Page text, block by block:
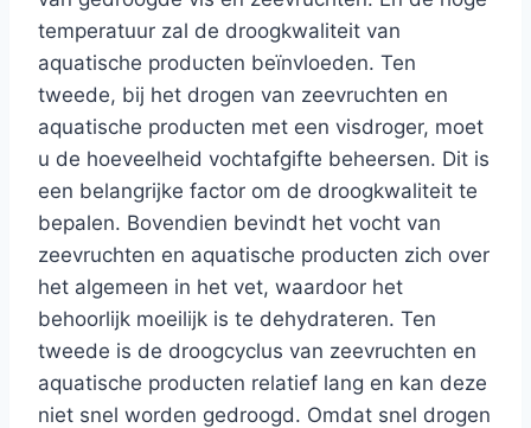
temperatuur zal de droogkwaliteit van
aquatische producten beïnvloeden. Ten
tweede, bij het drogen van zeevruchten en
aquatische producten met een visdroger, moet
u de hoeveelheid vochtafgifte beheersen. Dit is
een belangrijke factor om de droogkwaliteit te
bepalen. Bovendien bevindt het vocht van
zeevruchten en aquatische producten zich over
het algemeen in het vet, waardoor het
behoorlijk moeilijk is te dehydrateren. Ten
tweede is de droogcyclus van zeevruchten en
aquatische producten relatief lang en kan deze
niet snel worden gedroogd. Omdat snel drogen